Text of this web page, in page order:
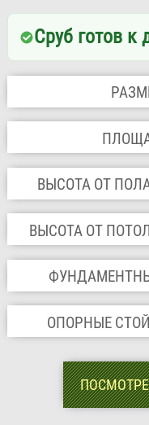
Сруб готов к
ВЫСОТА ОТ
ВЫСОТА ОТ
ОПОРНЫЕ